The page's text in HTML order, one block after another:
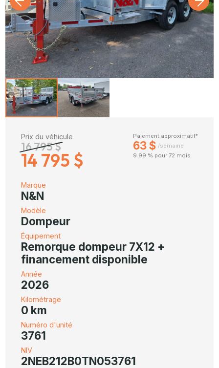
Prix du véhicule
16 795 $
14 795 $
Paiement approximatif*
63 $ /semaine
9.99 % pour 72 mois
Marque
N&N
Modèle
Dompeur
Équipement
Remorque dompeur 7X12 +
financement disponible
Année
2026
Kilométrage
0 km
Numéro d'unité
3761
NIV
2NEB212B0TN053761